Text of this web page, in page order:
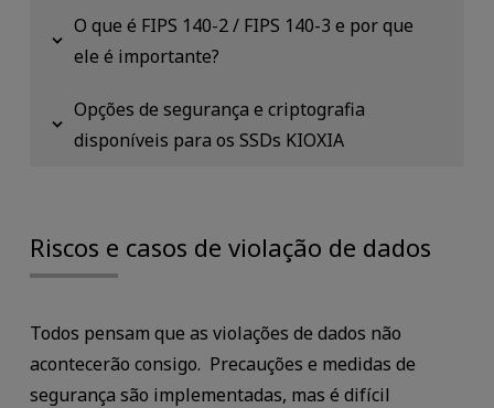
O que é FIPS 140-2 / FIPS 140-3 e por que
ele é importante?
Opções de segurança e criptografia
disponíveis para os SSDs KIOXIA
Riscos e casos de violação de dados
Todos pensam que as violações de dados não
acontecerão consigo. Precauções e medidas de
segurança são implementadas, mas é difícil